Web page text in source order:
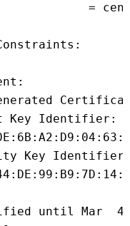
=
Identifier:
until Mar  4